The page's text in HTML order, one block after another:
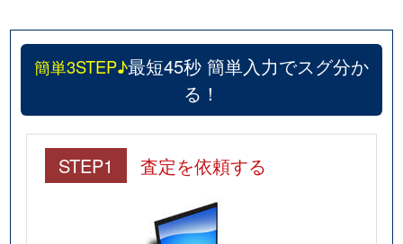
簡単3STEP♪最短45秒 簡単入力でスグ分か
る！
STEP1 査定を依頼する